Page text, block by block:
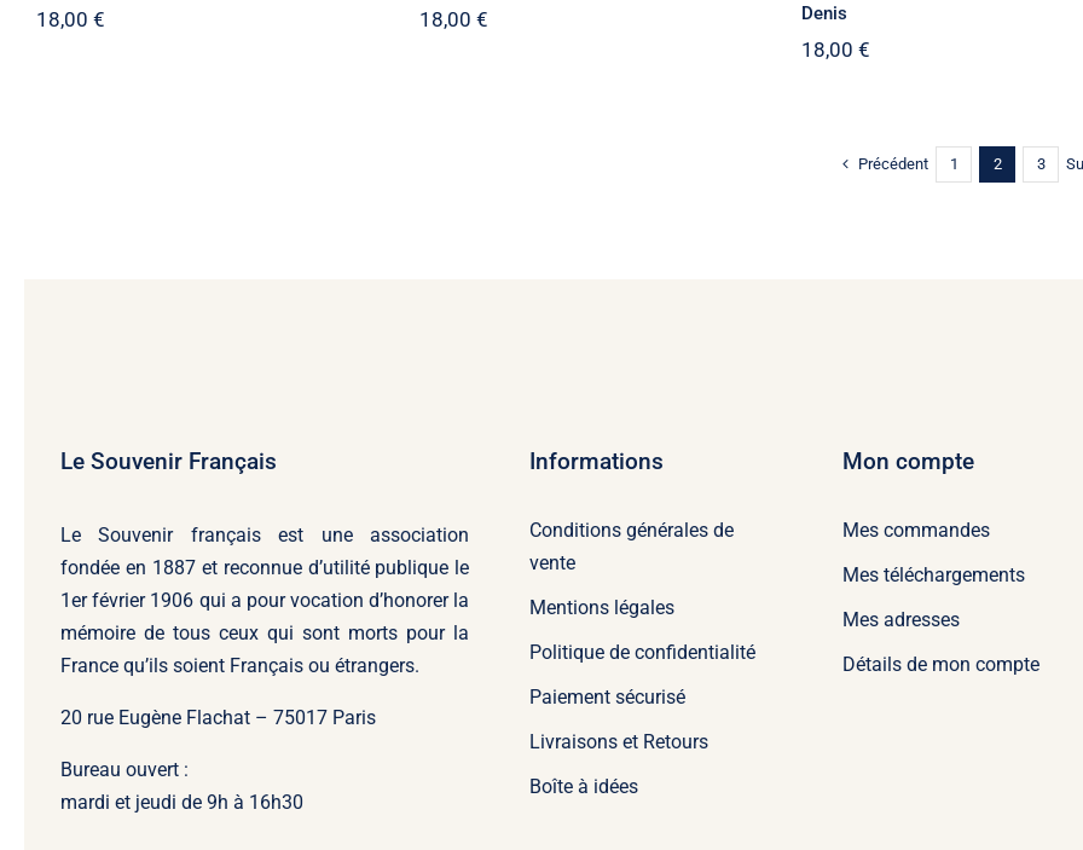
18,00 € 18,00 €
Denis
18,00€
Précédent 1 2 3
Le Souvenir Français
Le Souvenir françaisest une association
fondée en 1887 et reconnue d’utilité publique le
1er février 1906 qui a pour vocation d’honorer la
mémoire de tous ceux qui sont morts pour la
France qu’ils soient Français ou étrangers.
20 rue Eugène Flachat – 75017 Paris
Bureau ouvert :
mardi et jeudi de 9h à 16h30
Informations
Conditions générales de
vente
Mentions légales
Politique de confidentialité
Paiement sécurisé
Livraisons et Retours
Boîte à idées
Mon compte
Mes commandes
Mes téléchargements
Mes adresses
Détails de mon compte